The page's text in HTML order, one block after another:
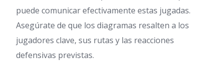
puede comunicar efectivamente estas jugadas.
Asegúrate de que los diagramas resalten a los
jugadores clave, sus rutas y las reacciones
defensivas previstas.